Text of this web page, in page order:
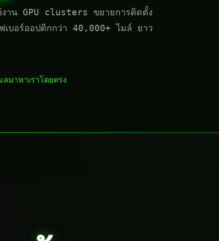
งาน GPU clusters ขยายการติดตั้ง
บอร์ออปติกกว่า 40,000+ ไมล์ ยาว
ลมาหาเราโดยตรง